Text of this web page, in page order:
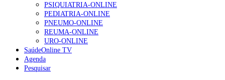
“Os programas de rastreio do cancro do pulmão são
custo-efetivos e representam um investimento
sustentável para os sistemas de saúde”
94 visualizações
PSIQUIATRIA-ONLINE
PEDIATRIA-ONLINE
PNEUMO-ONLINE
REUMA-ONLINE
URO-ONLINE
SaúdeOnline TV
Agenda
Pesquisar